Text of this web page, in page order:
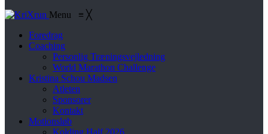
Menu ≡ ╳
Foredrag
Coaching
Personlig Træningsvejledning
World Marathon Challenge
Kristina Schou Madsen
Atleten
Sponsorer
Kontakt
Motionsløb